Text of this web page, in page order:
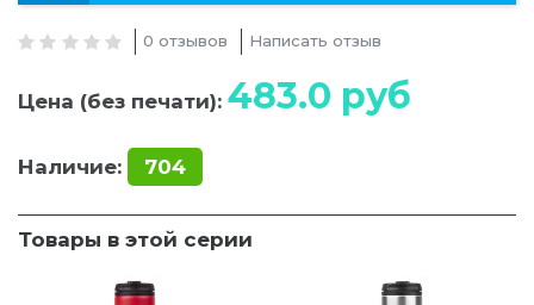
0 отзывов Написать отзыв
Цена (без печати): 483.0 руб
Наличие: 704
Товары в этой серии